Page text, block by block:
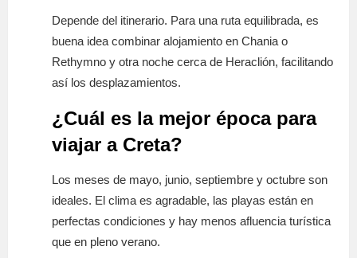
Depende del itinerario. Para una ruta equilibrada, es
buena idea combinar alojamiento en Chania o
Rethymno y otra noche cerca de Heraclión, facilitando
así los desplazamientos.
¿Cuál es la mejor época para
viajar a Creta?
Los meses de mayo, junio, septiembre y octubre son
ideales. El clima es agradable, las playas están en
perfectas condiciones y hay menos afluencia turística
que en pleno verano.